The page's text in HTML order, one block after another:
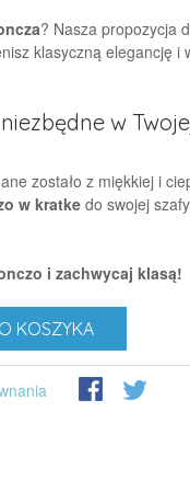
? Nasza propozycja
klasyczną elegancję i
w
zostało z miękkiej i
w kratke do swojej
i zachwycaj klasą!
KOSZYKA